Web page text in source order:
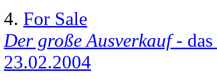
4. For Sale
Der große Ausverkauf-
23.02.2004